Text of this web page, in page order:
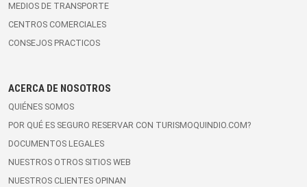
MEDIOS DE TRANSPORTE
CENTROS COMERCIALES
CONSEJOS PRACTICOS
ACERCA DE NOSOTROS
QUIÉNES SOMOS
POR QUÉ ES SEGURO RESERVAR CON TURISMOQUINDIO.COM?
DOCUMENTOS LEGALES
NUESTROS OTROS SITIOS WEB
NUESTROS CLIENTES OPINAN